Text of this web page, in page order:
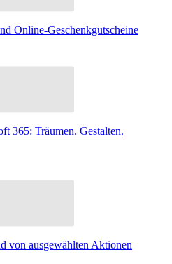
Online-Geschenkgutscheine
365: Träumen. Gestalten.
von ausgewählten Aktionen